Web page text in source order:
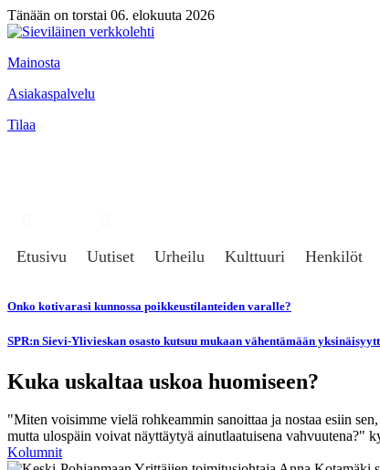
Tänään on torstai 06. elokuuta 2026
Mainosta
Asiakaspalvelu
Tilaa
Etusivu Uutiset Urheilu Kulttuuri Henkilöt
Onko kotivarasi kunnossa poikkeustilanteiden varalle?
SPR:n Sievi-Ylivieskan osasto kutsuu mukaan vähentämään
Kuka uskaltaa uskoa huomiseen?
"Miten voisimme vielä rohkeammin sanoittaa ja nostaa esiin
mutta ulospäin voivat näyttäytyä ainutlaatuisena vahvuutena?"
Kolumnit